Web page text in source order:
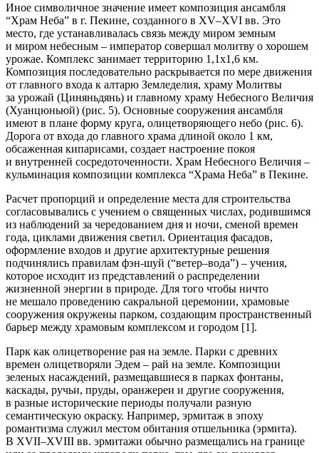
Иное символичное значение имеет композиция ансамбля
“Храм Неба” в г. Пекине, созданного в XV–XVI вв. Это
место, где устанавливалась связь между миром земным
и миром небесным – император совершал молитву о хорошем
урожае. Комплекс занимает территорию 1,1x1,6 км.
Композиция последовательно раскрывается по мере движения
от главного входа к алтарю Земледелия, храму Молитвы
за урожай (Циняньдянь) и главному храму Небесного Величия
(Хуанцюньюй) (рис. 5). Основные сооружения ансамбля
имеют в плане форму круга, олицетворяющего небо (рис. 6).
Дорога от входа до главного храма длиной около 1 км,
обсаженная кипарисами, создает настроение покоя
и внутренней сосредоточенности. Храм Небесного Величия –
кульминация композиции комплекса “Храма Неба” в Пекине.
Расчет пропорций и определение места для строительства
согласовывались с учением о священных числах, родившимся
из наблюдений за чередованием дня и ночи, сменой времен
года, циклами движения светил. Ориентация фасадов,
оформление входов и другие архитектурные решения
подчинялись правилам фэн-шуй (“ветер–вода”) – учения,
которое исходит из представлений о распределении
жизненной энергии в природе. Для того чтобы ничто
не мешало проведению сакральной церемонии, храмовые
сооружения окружены парком, создающим пространственный
барьер между храмовым комплексом и городом [1].
Парк как олицетворение рая на земле. Парки с древних
времен олицетворяли Эдем – рай на земле. Композиции
зеленых насаждений, размещавшиеся в парках фонтаны,
каскады, ручьи, пруды, оранжереи и другие сооружения,
в разные исторические периоды получали разную
семантическую окраску. Например, эрмитаж в эпоху
романтизма служил местом обитания отшельника (эрмита).
В XVII–XVIII вв. эрмитажи обычно размещались на границе